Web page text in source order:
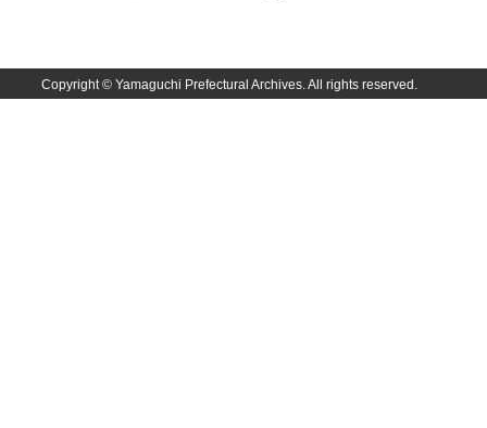
Copyright © Yamaguchi Prefectural Archives. All rights reserved.